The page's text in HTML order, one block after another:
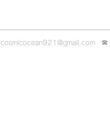
cosmicocean921@gmail.com ☎︎